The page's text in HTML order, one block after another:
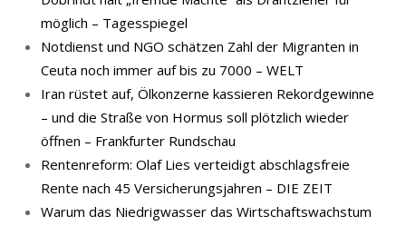
möglich – Tagesspiegel
Notdienst und NGO schätzen Zahl der Migranten in
Ceuta noch immer auf bis zu 7000 – WELT
Iran rüstet auf, Ölkonzerne kassieren Rekordgewinne
– und die Straße von Hormus soll plötzlich wieder
öffnen – Frankfurter Rundschau
Rentenreform: Olaf Lies verteidigt abschlagsfreie
Rente nach 45 Versicherungsjahren – DIE ZEIT
Warum das Niedrigwasser das Wirtschaftswachstum